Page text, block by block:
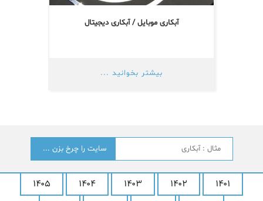
آبکاری موبایل / آبکاری دیجیتال
بیشتر بخوانید ...
جستجو
۱۴۰۵ ۱۴۰۴ ۱۴۰۳ ۱۴۰۲
۱۴۰۱